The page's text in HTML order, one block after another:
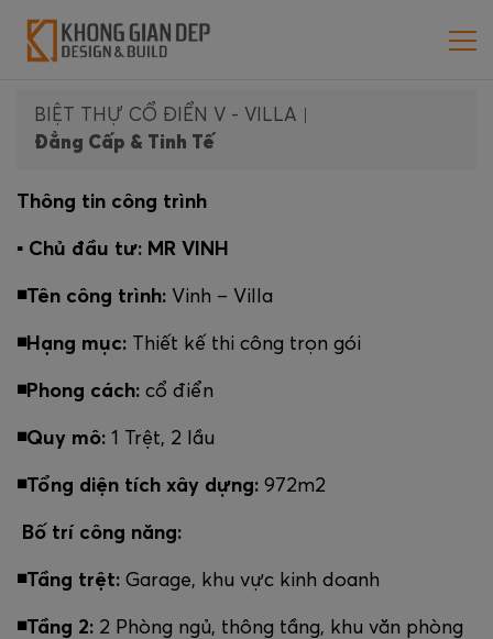
BIỆT THỰ CỔ ĐIỂN V - VILLA
Đẳng Cấp & Tinh Tế
Thông tin công trình
▪️ Chủ đầu tư: MR VINH
◾️Tên công trình: Vinh – Villa
◾️Hạng mục: Thiết kế thi công trọn gói
◾️Phong cách: cổ điển
◾️Quy mô: 1 Trệt, 2 lầu
◾️Tổng diện tích xây dựng: 972m2
Bố trí công năng:
◾️Tầng trệt: Garage, khu vực kinh doanh
◾️Tầng 2: 2 Phòng ngủ, thông tầng, khu văn phòng